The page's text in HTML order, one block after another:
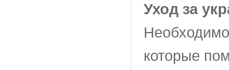
Уход за
которые